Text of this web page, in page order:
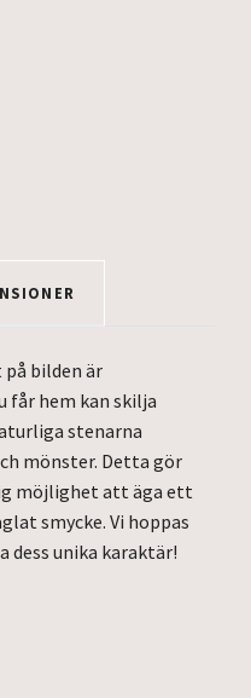
bilden är
får hem kan skilja
stenarna
mönster. Detta gör
möjlighet att äga ett
smycke. Vi hoppas
dess unika karaktär!